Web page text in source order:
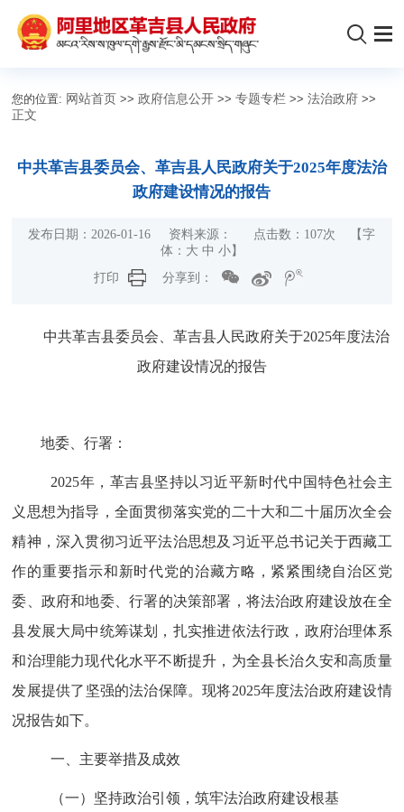
您的位置: 网站首页 >>政府信息公开 >>专题专栏 >>法治政府 >>
正文
中共革吉县委员会、革吉县人民政府关于2025年度法治
政府建设情况的报告
发布日期：2026-01-16 资料来源： 点击数： 107次
【字
体： 大 中 小】
打印
分享到：
中共革吉县委员会、 革吉县人民政府关于2025年度法治
政府建设情况的报告
地委、行署：
2025年， 革吉县坚持以习近平新时代中国特色社会主
义思想为指导，全面贯彻落实党的二十大和二十届历次全会
精神，深入贯彻习近平法治思想及习近平总书记关于西藏工
作的重要指示和新时代党的治藏方略，紧紧围绕自治区党
委、政府和地委、行署的决策部署，将法治政府建设放在全
县发展大局中统筹谋划，扎实推进依法行政，政府治理体系
和治理能力现代化水平不断提升，为全县长治久安和高质量
发展提供了坚强的法治保障。现将2025年度法治政府建设情
况报告如下。
一、主要举措及成效
（一）坚持政治引领，筑牢法治政府建设根基